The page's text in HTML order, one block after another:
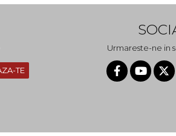
Urmareste-ne in